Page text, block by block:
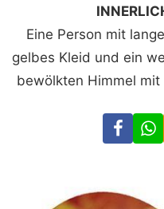
Eine Person mit
gelbes Kleid und ein
bewölkten Himmel